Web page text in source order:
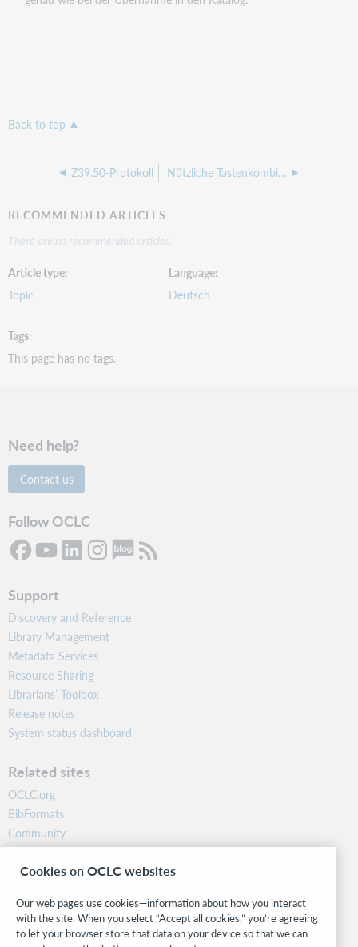
Back to top
Z39.50-Protokoll Nützliche Tastenkombinationen
RECOMMENDED ARTICLES
There are no recommended articles.
Article type
Topic
Language
Deutsch
Tags
This page has no tags.
Need help?
Contact us
Follow OCLC
Support
Discovery and Reference
Library Management
Metadata Services
Resource Sharing
Librarians’ Toolbox
Release notes
System status dashboard
Related sites
OCLC.org
BibFormats
Community
Research
WebJunction
Stay in the know.
Cookies on OCLC websites
Our web pages use cookies—information about how you interact
with the site. When you select “Accept all cookies,” you’re agreeing
to let your browser store that data on your device so that we can